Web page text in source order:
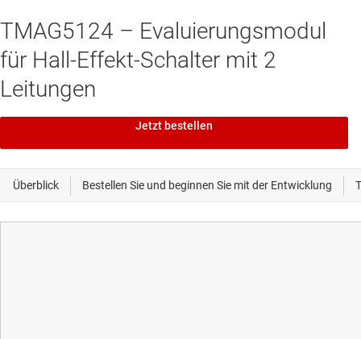
TMAG5124 – Evaluierungsmodul
für Hall-Effekt-Schalter mit 2
Leitungen
Jetzt bestellen